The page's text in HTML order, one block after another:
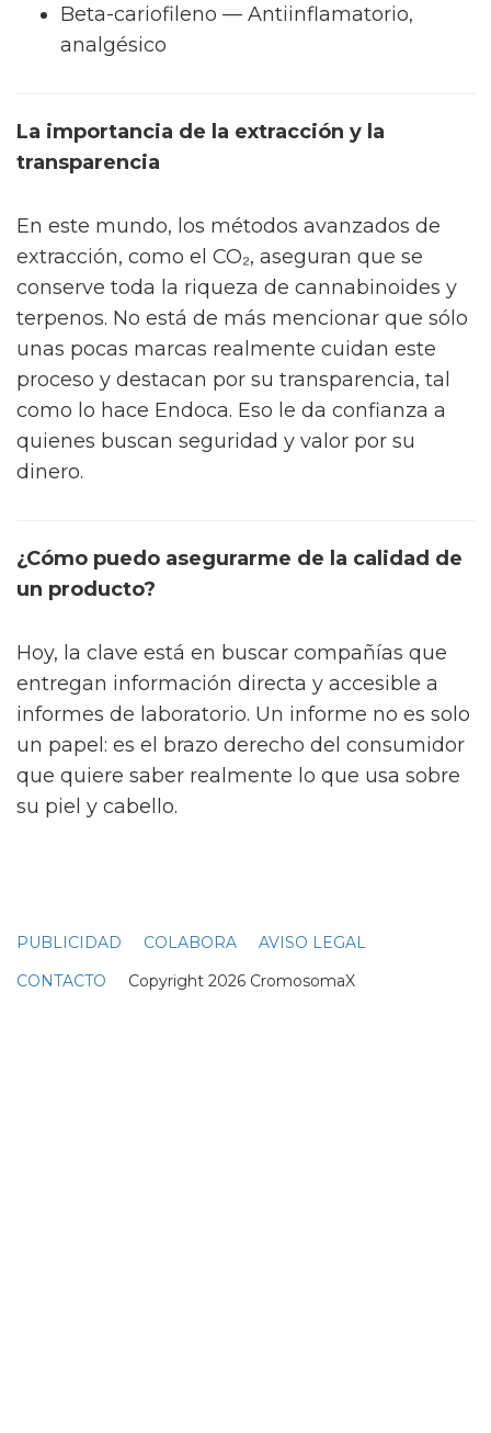
Beta-cariofileno — Antiinflamatorio,
analgésico
La importancia de la extracción y la
transparencia
En este mundo, los métodos avanzados de
extracción, como el CO₂, aseguran que se
conserve toda la riqueza de cannabinoides y
terpenos. No está de más mencionar que sólo
unas pocas marcas realmente cuidan este
proceso y destacan por su transparencia, tal
como lo hace Endoca. Eso le da confianza a
quienes buscan seguridad y valor por su
dinero.
¿Cómo puedo asegurarme de la calidad de
un producto?
Hoy, la clave está en buscar compañías que
entregan información directa y accesible a
informes de laboratorio. Un informe no es solo
un papel: es el brazo derecho del consumidor
que quiere saber realmente lo que usa sobre
su piel y cabello.
PUBLICIDAD COLABORA
AVISO LEGAL
CONTACTO Copyright 2026 CromosomaX